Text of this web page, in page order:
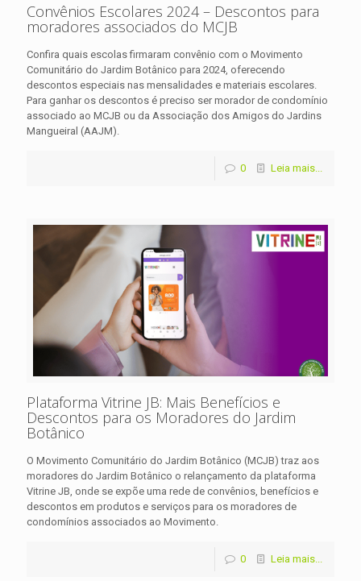
Convênios Escolares 2024 – Descontos para
moradores associados do MCJB
Confira quais escolas firmaram convênio com o Movimento
Comunitário do Jardim Botânico para 2024, oferecendo
descontos especiais nas mensalidades e materiais escolares.
Para ganhar os descontos é preciso ser morador de condomínio
associado ao MCJB ou da Associação dos Amigos do Jardins
Mangueiral (AAJM).
0 Leia mais...
Plataforma Vitrine JB: Mais Benefícios e
Descontos para os Moradores do Jardim
Botânico
O Movimento Comunitário do Jardim Botânico (MCJB) traz aos
moradores do Jardim Botânico o relançamento da plataforma
Vitrine JB, onde se expõe uma rede de convênios, benefícios e
descontos em produtos e serviços para os moradores de
condomínios associados ao Movimento.
0 Leia mais...